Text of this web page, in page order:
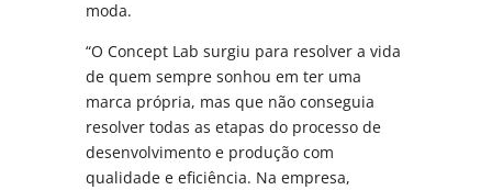
moda.
“O Concept Lab surgiu para resolver a vida
de quem sempre sonhou em ter uma
marca própria, mas que não conseguia
resolver todas as etapas do processo de
desenvolvimento e produção com
qualidade e eficiência. Na empresa,